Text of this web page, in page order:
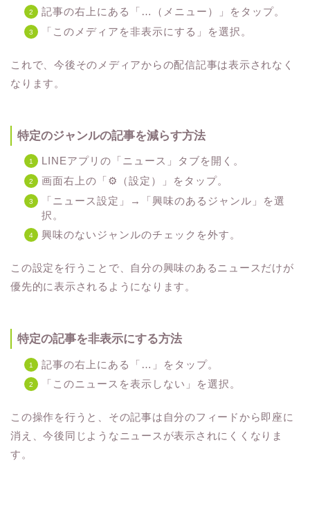
記事の右上にある「…（メニュー）」をタップ。
「このメディアを非表示にする」を選択。
これで、今後そのメディアからの配信記事は表示されなく
なります。
特定のジャンルの記事を減らす方法
LINEアプリの「ニュース」タブを開く。
画面右上の「⚙（設定）」をタップ。
「ニュース設定」→「興味のあるジャンル」を選
択。
興味のないジャンルのチェックを外す。
この設定を行うことで、自分の興味のあるニュースだけが
優先的に表示されるようになります。
特定の記事を非表示にする方法
記事の右上にある「…」をタップ。
「このニュースを表示しない」を選択。
この操作を行うと、その記事は自分のフィードから即座に
消え、今後同じようなニュースが表示されにくくなりま
す。